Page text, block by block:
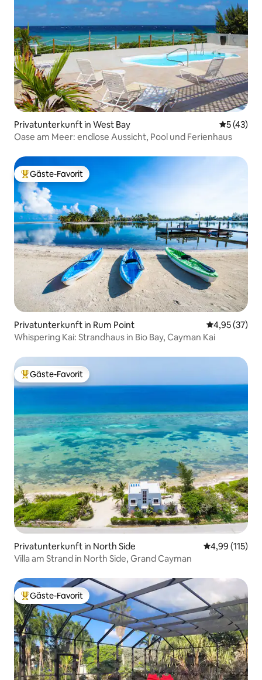
Privatunterkunft in West Bay
5 (43)
Oase am Meer: endlose Aussicht, Pool und Ferienhaus
Beliebter Gäste-Favorit.
Gäste-Favorit
Privatunterkunft in Rum Point
4,95 (37)
Whispering Kai: Strandhaus in Bio Bay, Cayman Kai
Beliebter Gäste-Favorit.
Gäste-Favorit
Privatunterkunft in North Side
4,99 (115)
Villa am Strand in North Side, Grand Cayman
Beliebter Gäste-Favorit.
Gäste-Favorit